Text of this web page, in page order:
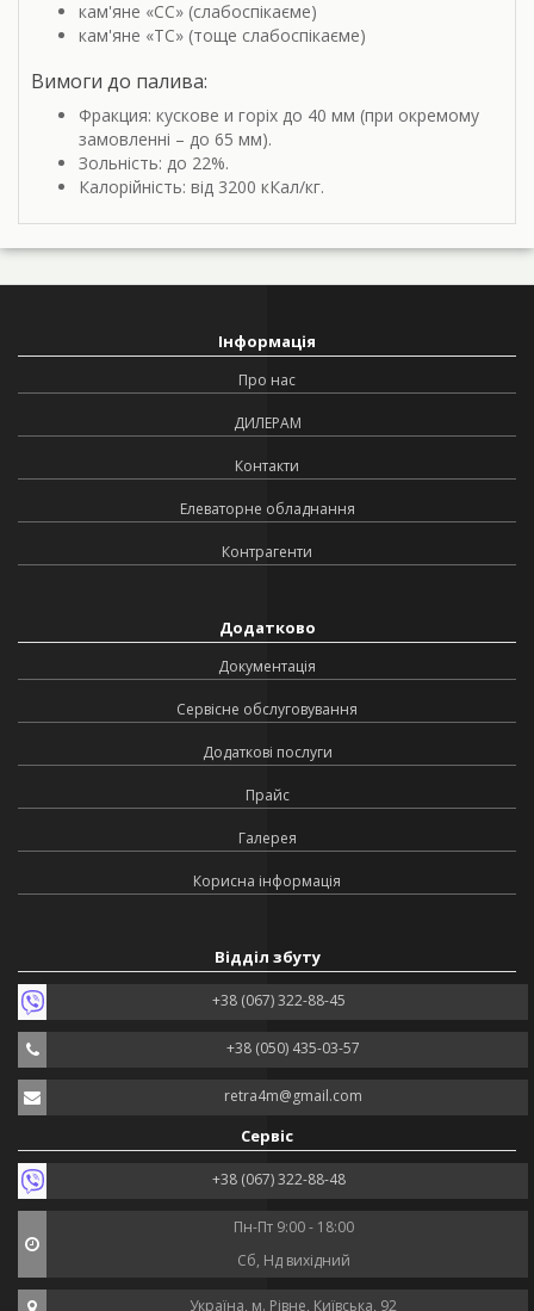
кам'яне «СС» (слабоспікаєме)
кам'яне «ТС» (тоще слабоспікаєме)
Вимоги до палива:
Фракция: кускове и горіх до 40 мм (при окремому
замовленні – до 65 мм).
Зольність: до 22%.
Калорійність: від 3200 кКал/кг.
Інформація
Про нас
ДИЛЕРАМ
Контакти
Елеваторне обладнання
Контрагенти
Додатково
Документація
Сервісне обслуговування
Додаткові послуги
Прайс
Галерея
Корисна інформація
Відділ збуту
+38 (067) 322-88-45
+38 (050) 435-03-57
retra4m@gmail.com
Сервіс
+38 (067) 322-88-48
Пн-Пт 9:00 - 18:00
Сб, Нд вихідний
Україна, м. Рівне, Київська, 92